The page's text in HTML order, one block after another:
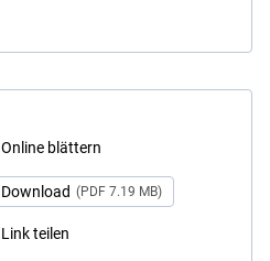
Online blättern
Download (PDF 7.19 MB)
Link teilen